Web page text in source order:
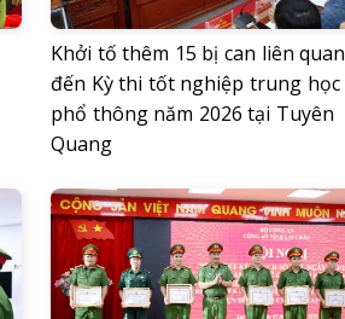
Khởi tố thêm 15 bị can liên quan
đến Kỳ thi tốt nghiệp trung học
phổ thông năm 2026 tại Tuyên
Quang